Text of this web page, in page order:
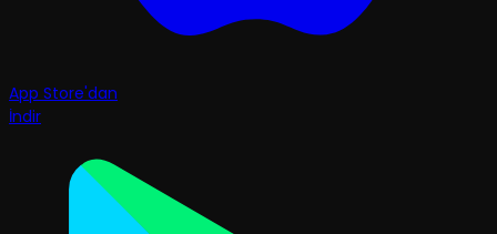
App Store'dan
İndir